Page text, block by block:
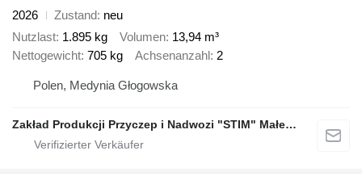
2026
Zustand
neu
Nutzlast 1.895 kg Volumen 13,94 m³
Nettogewicht 705 kg Achsenanzahl 2
Polen, Medynia Głogowska
Zakład Produkcji Przyczep i Nadwozi "STIM" Małecki s.j.